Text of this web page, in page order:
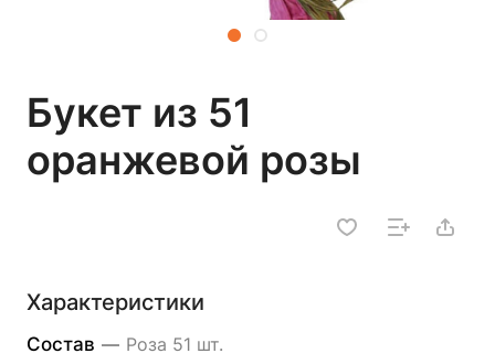
Букет из 51
оранжевой розы
Характеристики
Состав — Роза 51 шт.